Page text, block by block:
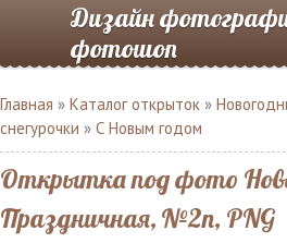
Дизайн
фотошоп
Главная » Каталог открыток »
снегурочки » С Новым годом
Открытка под фото
Праздничная, №2n, PNG